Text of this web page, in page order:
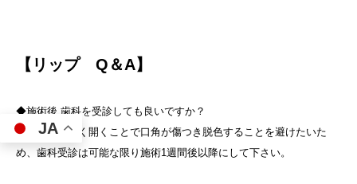
【リップ Q＆A】
◆施術後 歯科を受診しても良いですか？
⇒ 口を大きく開くことで口角が傷つき脱色することを避けたいた
め、歯科受診は可能な限り施術1週間後以降にして下さい。
JA